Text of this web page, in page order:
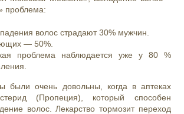
проблема:
волосстрадают 30% мужчин.
— 50%.
проблема наблюдается уже у 80 %
были очень довольны, когда в аптеках
(Пропеция), который способен
волос. Лекарство тормозит переход